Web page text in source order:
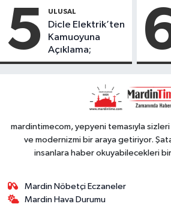
Düşüş
5 ULUSAL
Dicle Elektrik’ten
Kamuoyuna
Açıklama;
mardintimecom, yepyeni temasıyla
ve modernizmi bir araya getiriyor.
insanlara haber okuyabilecekleri
Mardin Nöbetçi Eczaneler
Mardin Hava Durumu